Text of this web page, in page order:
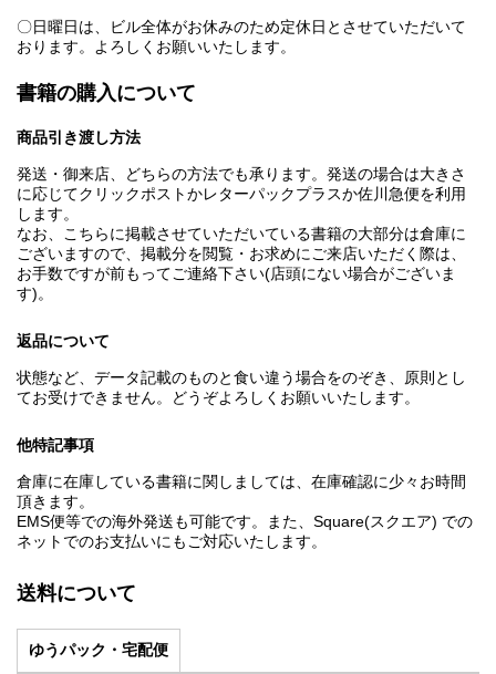
〇日曜日は、ビル全体がお休みのため定休日とさせていただいて
おります。よろしくお願いいたします。
書籍の購入について
商品引き渡し方法
発送・御来店、どちらの方法でも承ります。発送の場合は大きさ
に応じてクリックポストかレターパックプラスか佐川急便を利用
します。
なお、こちらに掲載させていただいている書籍の大部分は倉庫に
ございますので、掲載分を閲覧・お求めにご来店いただく際は、
お手数ですが前もってご連絡下さい(店頭にない場合がございま
す)。
返品について
状態など、データ記載のものと食い違う場合をのぞき、原則とし
てお受けできません。どうぞよろしくお願いいたします。
他特記事項
倉庫に在庫している書籍に関しましては、在庫確認に少々お時間
頂きます。
EMS便等での海外発送も可能です。また、Square(スクエア) での
ネットでのお支払いにもご対応いたします。
送料について
ゆうパック・宅配便